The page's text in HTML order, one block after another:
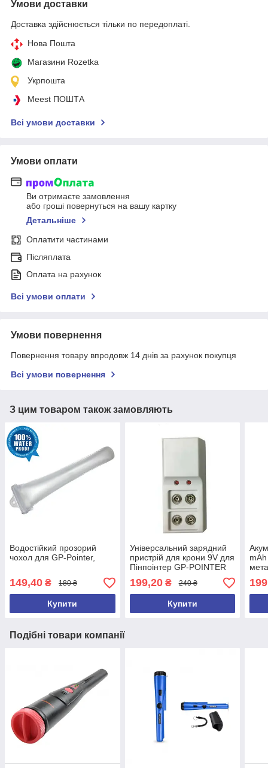
Умови доставки
Доставка здійснюється тільки по передоплаті.
Нова Пошта
Магазини Rozetka
Укрпошта
Meest ПОШТА
Всі умови доставки
Умови оплати
Ви отримаєте замовлення
або гроші повернуться на вашу картку
Детальніше
Оплатити частинами
Післяплата
Оплата на рахунок
Всі умови оплати
Умови повернення
Повернення товару впродовж 14 днів за рахунок покупця
Всі умови повернення
З цим товаром також замовляють
Водостійкий прозорий
чохол для GP-Pointer,
149,40 ₴ 180 ₴
Купити
Універсальний зарядний
пристрій для крони 9V для
Пінпоінтер GP-POINTER
199,20₴ 240 ₴
Купити
Подібні товари компанії